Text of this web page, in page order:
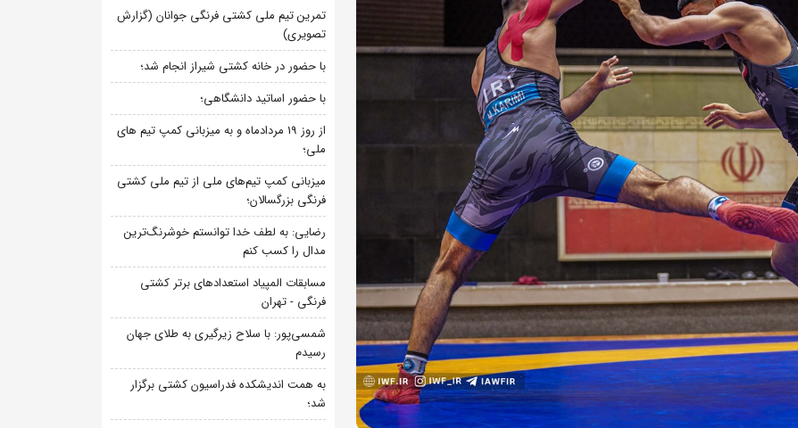
تمرین تیم ملی کشتی فرنگی جوانان (گزارش
تصویری)
با حضور در خانه کشتی شیراز انجام شد؛
با حضور اساتید دانشگاهی؛
از روز 19 مردادماه و به میزبانی کمپ تیم های
ملی؛
میزبانی کمپ تیم‌های ملی از تیم ملی کشتی
فرنگی بزرگسالان؛
رضایی: به لطف خدا توانستم خوشرنگ‌ترین
مدال را کسب کنم
مسابقات المپیاد استعدادهای برتر کشتی
فرنگی - تهران
شمسی‌پور: با سلاح زیرگیری به طلای جهان
رسیدم
به همت اندیشکده فدراسیون کشتی برگزار
شد؛